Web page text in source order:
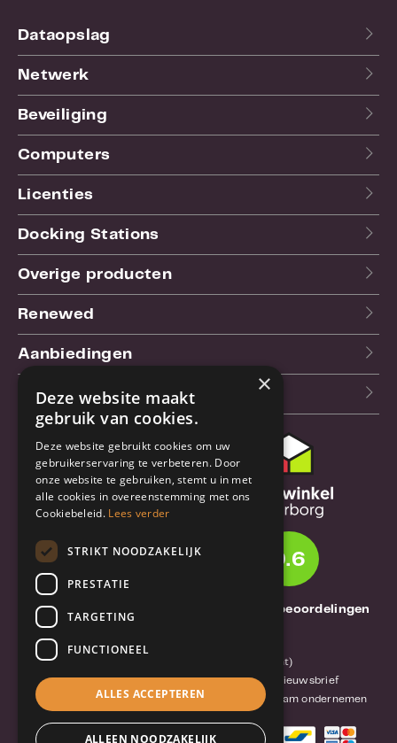
Dataopslag
Netwerk
Beveiliging
Computers
Licenties
Docking Stations
Overige producten
Renewed
Aanbiedingen
Blog
Klantenservice
Bestel- en
verzendinformatie
Garantie en reparatie
Annuleren of retourneren
Over TrueBase
9.6
1261 Thuisbeoordelingen
Over TrueBase
Privacy en voorwaarden (consument)
Algemene voorwaarden (zakelijk)
Blog en nieuwsbrief
Reviews van klanten
Mobile-Harddisk.nl Duurzaam ondernemen
×
Deze website maakt
gebruik van cookies.
Deze website gebruikt cookies om uw
gebruikerservaring te verbeteren. Door
onze website te gebruiken, stemt u in met
alle cookies in overeenstemming met ons
Cookiebeleid. Lees verder
STRIKT NOODZAKELIJK
PRESTATIE
TARGETING
FUNCTIONEEL
ALLES ACCEPTEREN
ALLEEN NOODZAKELIJK